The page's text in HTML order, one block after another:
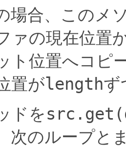
場合、このメ
ァの現在位置
ト位置へコピ
置がlengthず
ドを
次のループと